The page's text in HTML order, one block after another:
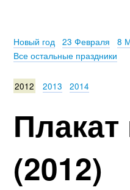
Новый год 23 Февраля 8
Все остальные праздники
2012 2013 2014
(2012)